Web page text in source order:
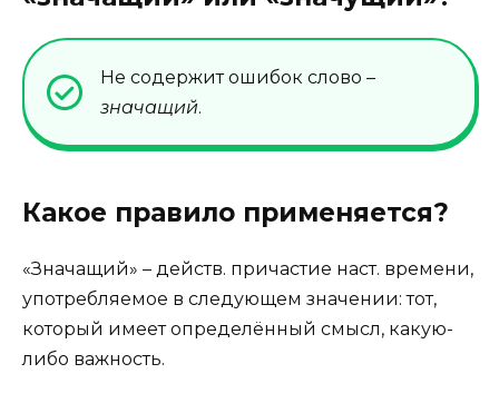
Не содержит ошибок слово –
значащий.
Какое правило применяется?
«Значащий» – действ. причастие наст. времени,
употребляемое в следующем значении: тот,
который имеет определённый смысл, какую-
либо важность.